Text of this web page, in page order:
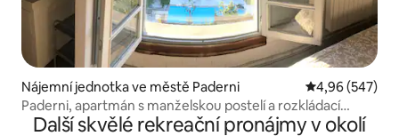
Nájemní jednotka ve městě Paderni Průměrné
4,96 (547)
Paderni, apartmán s manželskou postelí a rozkládací
pohovkou
Další skvělé rekreační pronájmy v okolí